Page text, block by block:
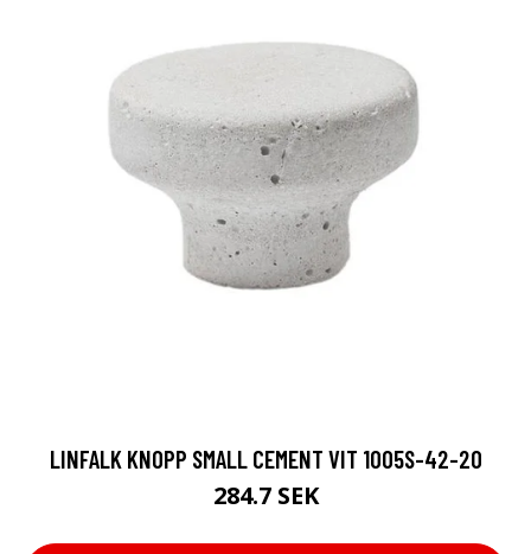
LINFALK KNOPP SMALL CEMENT VIT 1005S-42-20
284.7 SEK